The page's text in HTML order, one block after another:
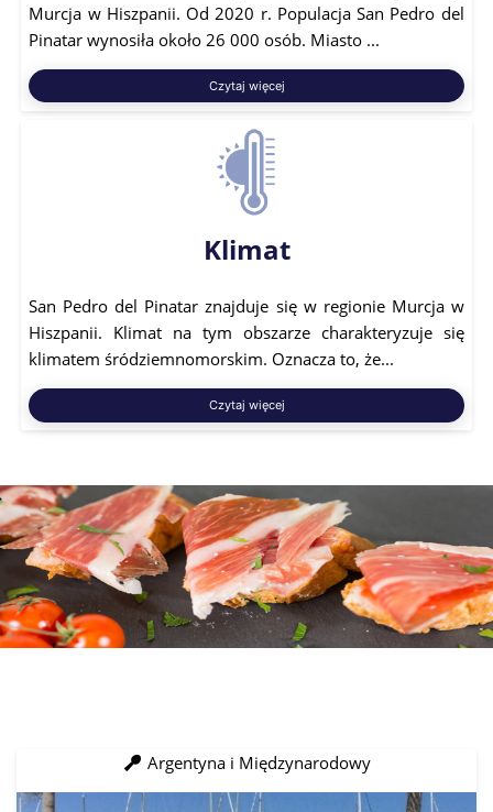
Murcja w Hiszpanii. Od 2020 r. Populacja San Pedro del
Pinatar wynosiła około 26 000 osób. Miasto ...
Czytaj więcej
Klimat
San Pedro del Pinatar znajduje się w regionie Murcja w
Hiszpanii. Klimat na tym obszarze charakteryzuje się
klimatem śródziemnomorskim. Oznacza to, że...
Czytaj więcej
Argentyna i Międzynarodowy